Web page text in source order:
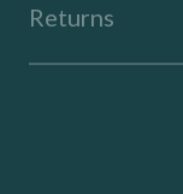
Returns